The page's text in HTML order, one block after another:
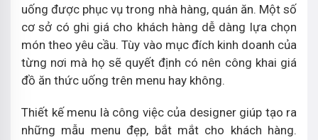
uống được phục vụ trong nhà hàng, quán ăn. Một số
cơ sở có ghi giá cho khách hàng dễ dàng lựa chọn
món theo yêu cầu. Tùy vào mục đích kinh doanh của
từng nơi mà họ sẽ quyết định có nên công khai giá
đồ ăn thức uống trên menu hay không.
Thiết kế menu là công việc của designer giúp tạo ra
những mẫu menu đẹp, bắt mắt cho khách hàng.